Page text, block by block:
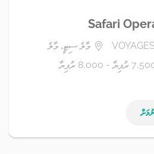
Safari
މާލެ ސިޓީ، މާލެ
ރުފިޔާ - 8,000 ރުފިޔާ